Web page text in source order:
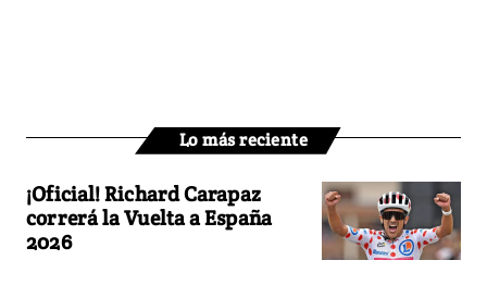
Lo más reciente
¡Oficial! Richard Carapaz
correrá la Vuelta a España
2026